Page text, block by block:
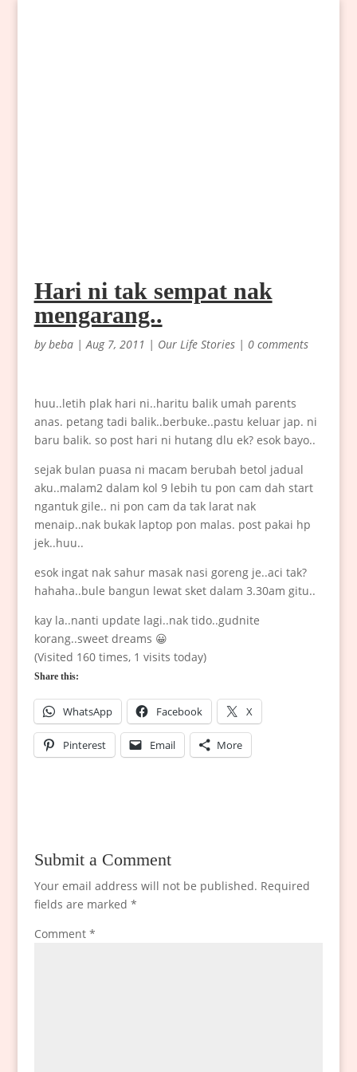
Hari ni tak sempat nak
mengarang..
bybeba|Aug 7, 2011 | Our Life Stories| 0 comments
huu..letih plak hari ni..haritu balik umah parents
anas. petang tadi balik..berbuke..pastu keluar jap. ni
baru balik. so post hari ni hutang dlu ek? esok bayo..
sejak bulan puasa ni macam berubah betol jadual
aku..malam2 dalam kol 9 lebih tu pon cam dah start
ngantuk gile.. ni pon cam da tak larat nak
menaip..nak bukak laptop pon malas. post pakai hp
jek..huu..
esok ingat nak sahur masak nasi goreng je..aci tak?
hahaha..bule bangun lewat sket dalam 3.30am gitu..
kay la..nanti update lagi..nak tido..gudnite
korang..sweet dreams 😀
(Visited 160 times, 1 visits today)
Share this:
WhatsApp Facebook X
Pinterest Email More
Submit a Comment
Your email address will not be published. Required
fields are marked *
Comment *